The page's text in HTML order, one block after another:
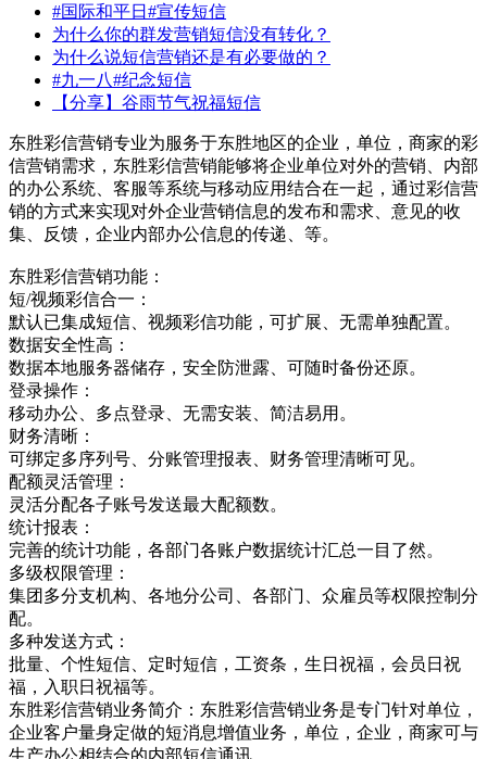
#国际和平日#宣传短信
为什么你的群发营销短信没有转化？
为什么说短信营销还是有必要做的？
#九一八#纪念短信
【分享】谷雨节气祝福短信
东胜彩信营销专业为服务于东胜地区的企业，单位，商家的彩
信营销需求，东胜彩信营销能够将企业单位对外的营销、内部
的办公系统、客服等系统与移动应用结合在一起，通过彩信营
销的方式来实现对外企业营销信息的发布和需求、意见的收
集、反馈，企业内部办公信息的传递、等。
东胜彩信营销功能：
短/视频彩信合一：
默认已集成短信、视频彩信功能，可扩展、无需单独配置。
数据安全性高：
数据本地服务器储存，安全防泄露、可随时备份还原。
登录操作：
移动办公、多点登录、无需安装、简洁易用。
财务清晰：
可绑定多序列号、分账管理报表、财务管理清晰可见。
配额灵活管理：
灵活分配各子账号发送最大配额数。
统计报表：
完善的统计功能，各部门各账户数据统计汇总一目了然。
多级权限管理：
集团多分支机构、各地分公司、各部门、众雇员等权限控制分
配。
多种发送方式：
批量、个性短信、定时短信，工资条，生日祝福，会员日祝
福，入职日祝福等。
东胜彩信营销业务简介：东胜彩信营销业务是专门针对单位，
企业客户量身定做的短消息增值业务，单位，企业，商家可与
生产办公相结合的内部短信通讯，